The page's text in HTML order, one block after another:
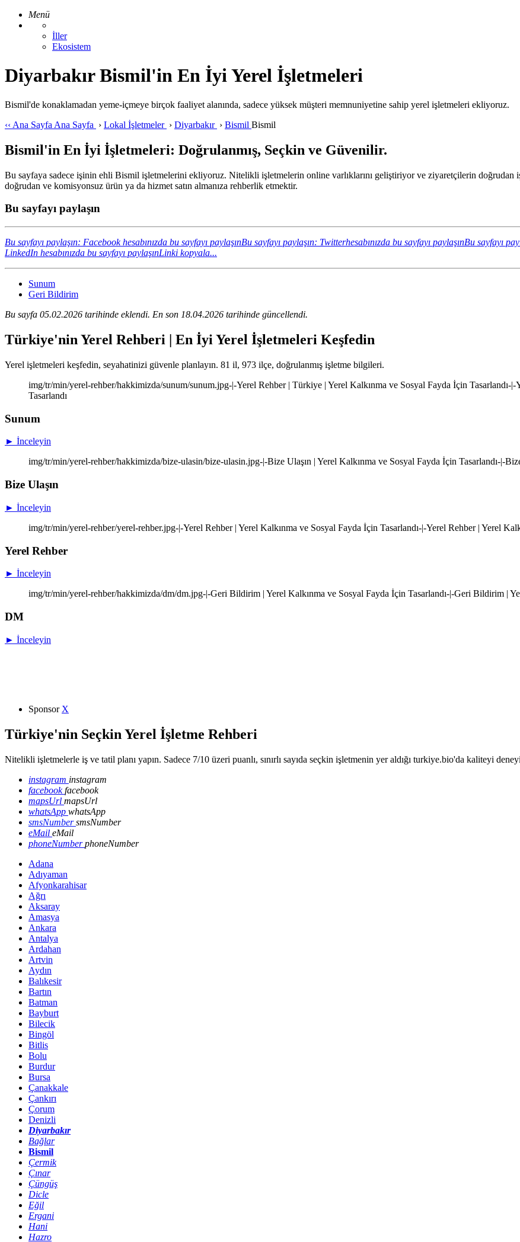
Menü
İller
Ekosistem
Diyarbakır Bismil'in En İyi Yerel İşletmeleri
Bismil'de konaklamadan yeme-içmeye birçok faaliyet alanında, sadece yüksek müşteri memnuniyetine sahip yerel işletmeleri ekliyoruz.
‹‹ Ana Sayfa Ana Sayfa › Lokal İşletmeler › Diyarbakır › Bismil Bismil
Bismil'in En İyi İşletmeleri: Doğrulanmış, Seçkin ve Güvenilir.
Bu sayfaya sadece işinin ehli Bismil işletmelerini ekliyoruz. Nitelikli işletmelerin online varlıklarını geliştiriyor ve ziyaretçilerin doğrudan
doğrudan ve komisyonsuz ürün ya da hizmet satın almanıza rehberlik etmektir.
Bu sayfayı paylaşın
Bu sayfayı paylaşın: Facebook hesabınızda bu sayfayı paylaşınBu sayfayı paylaşın: Twitterhesabınızda bu sayfayı paylaşınBu sayfayı
LinkedIn hesabınızda bu sayfayı paylaşınLinki kopyala...
Sunum
Geri Bildirim
Bu sayfa 05.02.2026 tarihinde eklendi. En son 18.04.2026 tarihinde güncellendi.
Türkiye'nin Yerel Rehberi | En İyi Yerel İşletmeleri Keşfedin
Yerel işletmeleri keşfedin, seyahatinizi güvenle planlayın. 81 il, 973 ilçe, doğrulanmış işletme bilgileri.
img/tr/min/yerel-rehber/hakkimizda/sunum/sunum.jpg-|-Yerel Rehber | Türkiye | Yerel Kalkınma ve Sosyal Fayda İçin Tasarlandı-
Tasarlandı
Sunum
► İnceleyin
img/tr/min/yerel-rehber/hakkimizda/bize-ulasin/bize-ulasin.jpg-|-Bize Ulaşın | Yerel Kalkınma ve Sosyal Fayda İçin Tasarlandı-|-
Bize Ulaşın
► İnceleyin
img/tr/min/yerel-rehber/yerel-rehber.jpg-|-Yerel Rehber | Yerel Kalkınma ve Sosyal Fayda İçin Tasarlandı-|-Yerel Rehber | Yerel
Yerel Rehber
► İnceleyin
img/tr/min/yerel-rehber/hakkimizda/dm/dm.jpg-|-Geri Bildirim | Yerel Kalkınma ve Sosyal Fayda İçin Tasarlandı-|-Geri Bildirim |
DM
► İnceleyin
Sponsor X
Türkiye'nin Seçkin Yerel İşletme Rehberi
Nitelikli işletmelerle iş ve tatil planı yapın. Sadece 7/10 üzeri puanlı, sınırlı sayıda seçkin işletmenin yer aldığı turkiye.bio'da kaliteyi
instagram instagram
facebookfacebook
mapsUrl mapsUrl
whatsApp whatsApp
smsNumbersmsNumber
eMail eMail
phoneNumberphoneNumber
Adana
Adıyaman
Afyonkarahisar
Ağrı
Aksaray
Amasya
Ankara
Antalya
Ardahan
Artvin
Aydın
Balıkesir
Bartın
Batman
Bayburt
Bilecik
Bingöl
Bitlis
Bolu
Burdur
Bursa
Çanakkale
Çankırı
Çorum
Denizli
Diyarbakır
Bağlar
Bismil
Çermik
Çınar
Çüngüş
Dicle
Eğil
Ergani
Hani
Hazro